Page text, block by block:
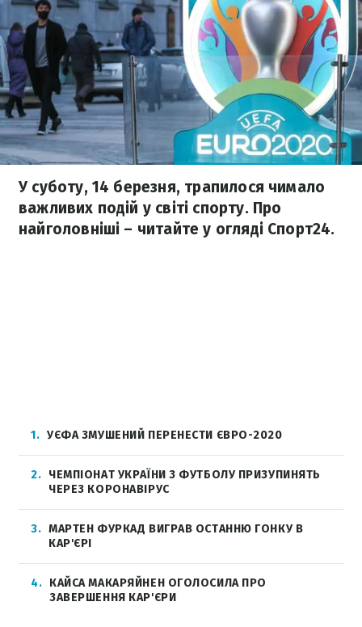
У суботу, 14 березня, трапилося чимало
важливих подій у світі спорту. Про
найголовніші – читайте у огляді Спорт24.
1 УЄФА ЗМУШЕНИЙ ПЕРЕНЕСТИ ЄВРО-2020
2
ЧЕМПІОНАТ УКРАЇНИ З ФУТБОЛУ ПРИЗУПИНЯТЬ
ЧЕРЕЗ КОРОНАВІРУС
3
МАРТЕН ФУРКАД ВИГРАВ ОСТАННЮ ГОНКУ В
КАР'ЄРІ
4
КАЙСА МАКАРЯЙНЕН ОГОЛОСИЛА ПРО
ЗАВЕРШЕННЯ КАР'ЄРИ